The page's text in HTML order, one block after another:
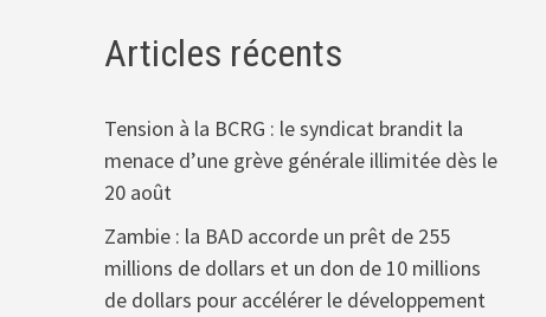
Articles récents
Tension à la BCRG : le syndicat brandit la
menace d’une grève générale illimitée dès le
20 août
Zambie : la BAD accorde un prêt de 255
millions de dollars et un don de 10 millions
de dollars pour accélérer le développement